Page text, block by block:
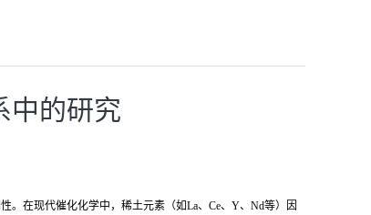
中的研究
。在现代催化化学中，稀土元素（如La、Ce、Y、Nd等）因